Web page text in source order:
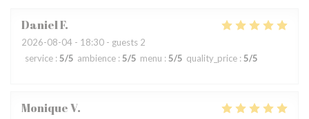
DanielF
2026-08-04 - 18:30 - guests 2
service : 5/5 ambience : 5/5 menu : 5/5 quality_price : 5/5
MoniqueV